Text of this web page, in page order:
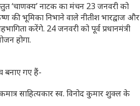
‘चाणक्य’ नाटक का मंचन 23 जनवरी को
की भूमिका निभाने वाले नीतीश भारद्वाज और
करेंगे. 24 जनवरी को पूर्व प्रधानमंत्री
होगा.
बनाए गए हैं-
साहित्यकार स्व. विनोद कुमार शुक्ल के